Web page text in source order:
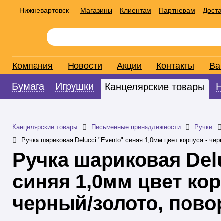
Нижневартовск Магазины Клиентам Партнерам
Компания Новости Акции Контакты
Бумага Игрушки Канцелярские товары
Канцелярские товары Письменные принадлежности
Ручки
Ручка шариковая Delucci "Evento" синяя 1,0мм цвет корпуса -
Ручка шариковая
синяя 1,0мм цвет
черный/золото,